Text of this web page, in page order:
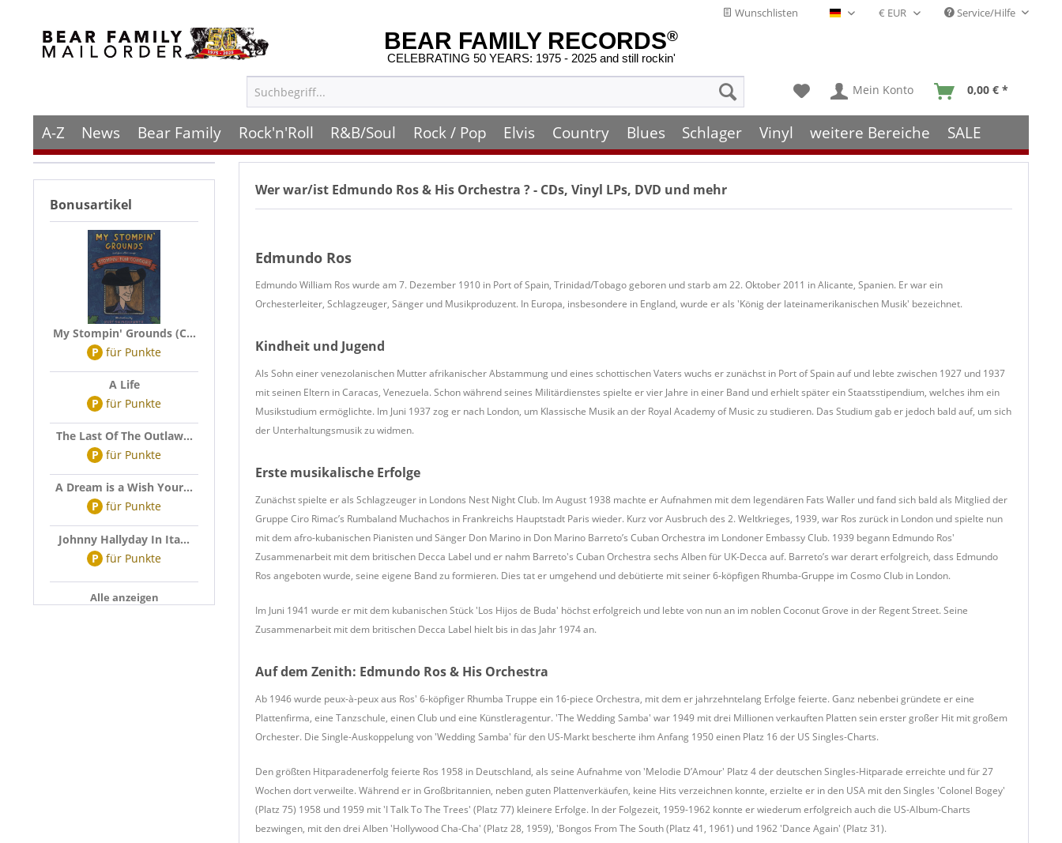
Wunschlisten Deutsch - DE Service/Hilfe
BEAR FAMILY RECORDS®
CELEBRATING 50 YEARS: 1975 - 2025 and still rockin'
Mein Konto 0,00 € *
A-Z News Bear Family Rock'n'Roll R&B/Soul Rock / Pop Elvis Country Blues Schlager Vinyl weitere Bereiche SALE
Bonusartikel
My Stompin' Grounds (C...
P für Punkte
A Life
P für Punkte
The Last Of The Outlaw...
P für Punkte
A Dream is a Wish Your...
P für Punkte
Johnny Hallyday In Ita...
P für Punkte
Alle anzeigen
Wer war/ist Edmundo Ros & His Orchestra ? - CDs, Vinyl LPs, DVD und mehr
Edmundo Ros
Edmundo William Ros wurde am 7. Dezember 1910 in Port of Spain, Trinidad/Tobago geboren und starb am 22. Oktober 2011 in Alicante, Spanien. Er war ein
Orchesterleiter, Schlagzeuger, Sänger und Musikproduzent. In Europa, insbesondere in England, wurde er als 'König der lateinamerikanischen Musik' bezeichnet.
Kindheit und Jugend
Als Sohn einer venezolanischen Mutter afrikanischer Abstammung und eines schottischen Vaters wuchs er zunächst in Port of Spain auf und lebte zwischen 1927 und 1937
mit seinen Eltern in Caracas, Venezuela. Schon während seines Militärdienstes spielte er vier Jahre in einer Band und erhielt später ein Staatsstipendium, welches ihm ein
Musikstudium ermöglichte. Im Juni 1937 zog er nach London, um Klassische Musik an der Royal Academy of Music zu studieren. Das Studium gab er jedoch bald auf, um sich
der Unterhaltungsmusik zu widmen.
Erste musikalische Erfolge
Zunächst spielte er als Schlagzeuger in Londons Nest Night Club. Im August 1938 machte er Aufnahmen mit dem legendären Fats Waller und fand sich bald als Mitglied der
Gruppe Ciro Rimac’s Rumbaland Muchachos in Frankreichs Hauptstadt Paris wieder. Kurz vor Ausbruch des 2. Weltkrieges, 1939, war Ros zurück in London und spielte nun
mit dem afro-kubanischen Pianisten und Sänger Don Marino in Don Marino Barreto’s Cuban Orchestra im Londoner Embassy Club. 1939 begann Edmundo Ros'
Zusammenarbeit mit dem britischen Decca Label und er nahm Barreto's Cuban Orchestra sechs Alben für UK-Decca auf. Barreto’s war derart erfolgreich, dass Edmundo
Ros angeboten wurde, seine eigene Band zu formieren. Dies tat er umgehend und debütierte mit seiner 6-köpfigen Rhumba-Gruppe im Cosmo Club in London.
Im Juni 1941 wurde er mit dem kubanischen Stück 'Los Hijos de Buda' höchst erfolgreich und lebte von nun an im noblen Coconut Grove in der Regent Street. Seine
Zusammenarbeit mit dem britischen Decca Label hielt bis in das Jahr 1974 an.
Auf dem Zenith: Edmundo Ros & His Orchestra
Ab 1946 wurde peux-à-peux aus Ros' 6-köpfiger Rhumba Truppe ein 16-piece Orchestra, mit dem er jahrzehntelang Erfolge feierte. Ganz nebenbei gründete er eine
Plattenfirma, eine Tanzschule, einen Club und eine Künstleragentur. 'The Wedding Samba' war 1949 mit drei Millionen verkauften Platten sein erster großer Hit mit großem
Orchester. Die Single-Auskoppelung von 'Wedding Samba' für den US-Markt bescherte ihm Anfang 1950 einen Platz 16 der US Singles-Charts.
Den größten Hitparadenerfolg feierte Ros 1958 in Deutschland, als seine Aufnahme von 'Melodie D’Amour' Platz 4 der deutschen Singles-Hitparade erreichte und für 27
Wochen dort verweilte. Während er in Großbritannien, neben guten Plattenverkäufen, keine Hits verzeichnen konnte, erzielte er in den USA mit den Singles 'Colonel Bogey'
(Platz 75) 1958 und 1959 mit 'I Talk To The Trees' (Platz 77) kleinere Erfolge. In der Folgezeit, 1959-1962 konnte er wiederum erfolgreich auch die US-Album-Charts
bezwingen, mit den drei Alben 'Hollywood Cha-Cha' (Platz 28, 1959), 'Bongos From The South (Platz 41, 1961) und 1962 'Dance Again' (Platz 31).